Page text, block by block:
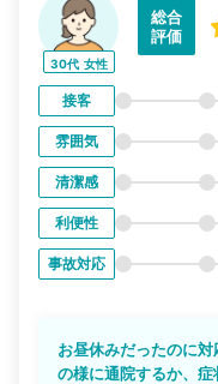
30代 女性
総合
評価
接客
雰囲気
清潔感
利便性
事故対応
お昼休みだったのに
の様に通院するか、